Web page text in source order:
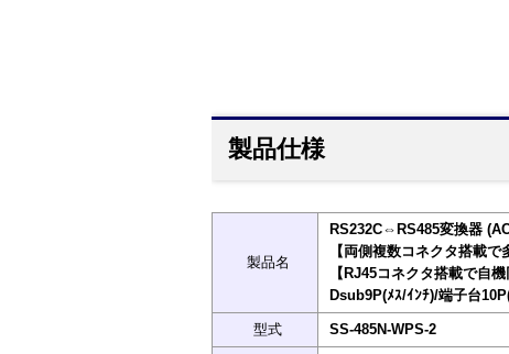
製品仕様
製品名
RS232C⇔RS485変換器
【両側複数コネクタ搭載で
【RJ45コネクタ搭載で自
Dsub9P(ﾒｽ/ｲﾝﾁ)/端子台
型式 SS-485N-WPS-2